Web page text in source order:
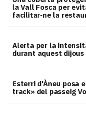
la Vall Fosca per
facilitar‑ne la
Alerta per la
durant aquest
Esterri d'Àneu posa
track» del passeig